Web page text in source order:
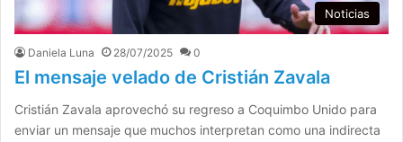
Noticias
Daniela Luna 28/07/2025 0
El mensaje velado de Cristián Zavala
Cristián Zavala aprovechó su regreso a Coquimbo Unido para
enviar un mensaje que muchos interpretan como una indirecta